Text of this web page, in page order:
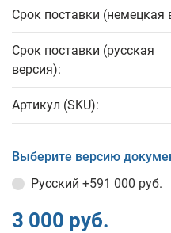
Срок поставки (немецкая
Срок поставки (русская
версия):
Артикул (SKU):
Выберите версию
Русский +591 000 руб.
3 000 руб.